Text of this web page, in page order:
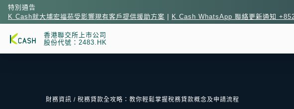
特別通告
K Cash就大埔宏福苑受影響現有客戶提供援助方案
K Cash WhatsApp 聯絡更新通知
香港聯交所上市公司
股份代號：2483.HK
財務資訊 / 稅務貸款全攻略：教你輕鬆掌握稅務貸款概念及申請流程